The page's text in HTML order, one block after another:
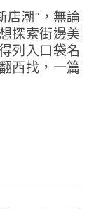
探索街邊美
列入口袋名
西找，一篇